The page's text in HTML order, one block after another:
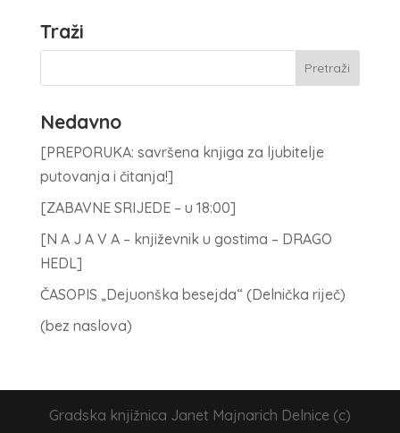
Traži
Nedavno
[PREPORUKA: savršena knjiga za ljubitelje
putovanja i čitanja!]
[ZABAVNE SRIJEDE – u 18:00]
[N A J A V A – književnik u gostima – DRAGO
HEDL]
ČASOPIS „Dejuonška besejda“ (Delnička riječ)
(bez naslova)
Gradska knjižnica Janet Majnarich Delnice (c)